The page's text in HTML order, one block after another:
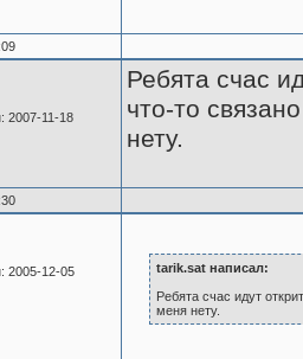
2007-11-18
Ребята счас
что-то
нету.
2005-12-05
tarik.sat написал:
Ребята счас идут
меня нету.